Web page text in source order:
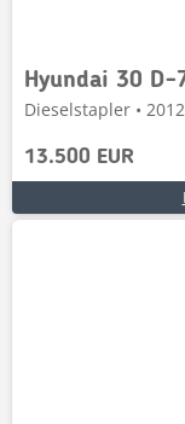
Hyundai 30 D-
Dieselstapler •
13.500 EUR